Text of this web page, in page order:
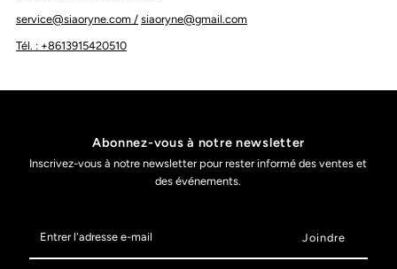
service@siaoryne.com / siaoryne@gmail.com
Tél. : +8613915420510
Abonnez-vous à notre newsletter
Inscrivez-vous à notre newsletter pour rester informé des ventes et
des événements.
l'adresse
e-